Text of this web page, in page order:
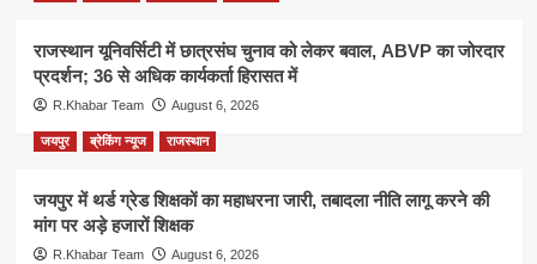
राजस्थान यूनिवर्सिटी में छात्रसंघ चुनाव को लेकर बवाल, ABVP का जोरदार
प्रदर्शन; 36 से अधिक कार्यकर्ता हिरासत में
R.Khabar Team August 6, 2026
जयपुर ब्रेकिंग न्यूज राजस्थान
जयपुर में थर्ड ग्रेड शिक्षकों का महाधरना जारी, तबादला नीति लागू करने की
मांग पर अड़े हजारों शिक्षक
R.Khabar Team August 6, 2026